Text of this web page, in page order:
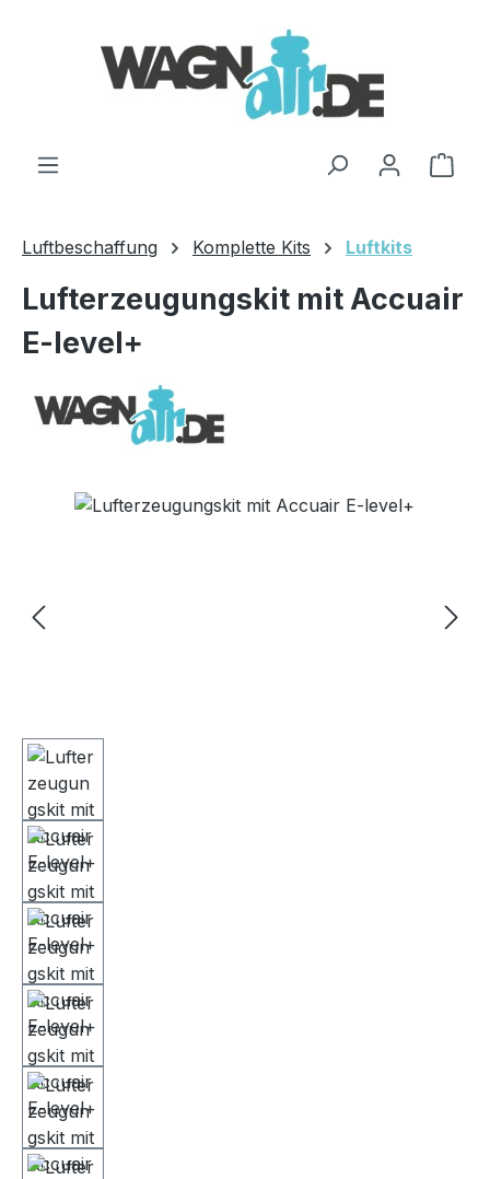
Luftbeschaffung Komplette Kits Luftkits
Lufterzeugungskit mit Accuair
E-level+
Bildergalerie überspringen